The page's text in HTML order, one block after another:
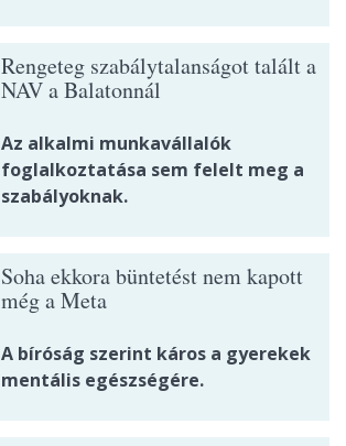
Rengeteg szabálytalanságot talált a
NAV a Balatonnál
Az alkalmi munkavállalók
foglalkoztatása sem felelt meg a
szabályoknak.
Soha ekkora büntetést nem kapott
még a Meta
A bíróság szerint káros a gyerekek
mentális egészségére.